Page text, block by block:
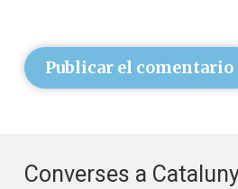
Publicar el comentario
Converses a